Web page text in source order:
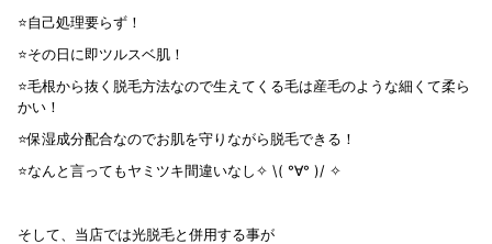
⭐️自己処理要らず！
⭐️その日に即ツルスベ肌！
⭐️毛根から抜く脱毛方法なので生えてくる毛は産毛のような細くて柔ら
かい！
⭐️保湿成分配合なのでお肌を守りながら脱毛できる！
⭐️なんと言ってもヤミツキ間違いなし✧ \( °∀° )/ ✧
そして、当店では光脱毛と併用する事が